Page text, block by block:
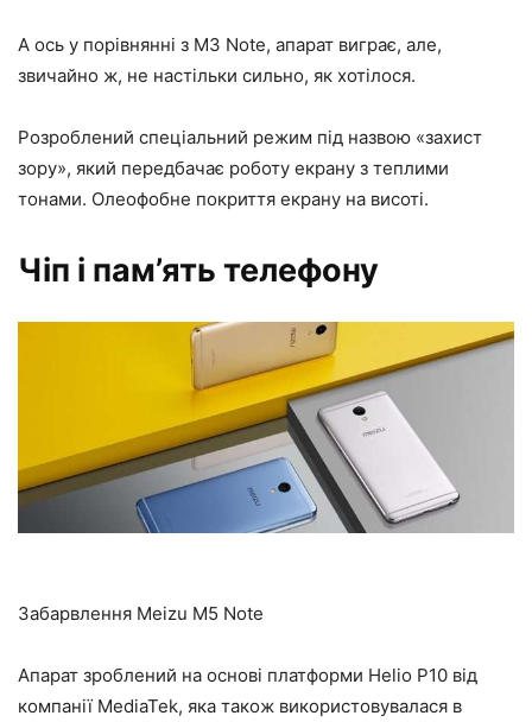
А ось у порівнянні з M3 Note, апарат виграє, але,
звичайно ж, не настільки сильно, як хотілося.
Розроблений спеціальний режим під назвою «захист
зору», який передбачає роботу екрану з теплими
тонами. Олеофобне покриття екрану на висоті.
Чіп і пам’ять телефону
Забарвлення Meizu M5 Note
Апарат зроблений на основі платформи Helio P10 від
компанії MediaTek, яка також використовувалася в